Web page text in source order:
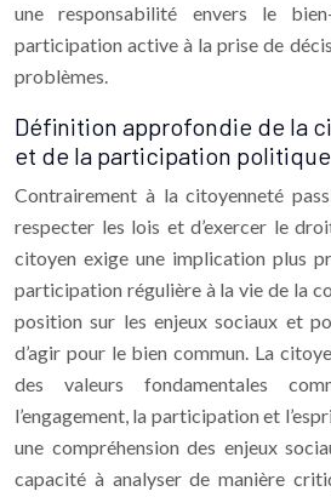
une responsabilité envers le
participation active à la prise de
problèmes.
Définition approfondie de la
et de la participation politique
Contrairement à la citoyenneté
respecter les lois et d’exercer le
citoyen exige une implication plus
participation régulière à la vie de la
position sur les enjeux sociaux et
d’agir pour le bien commun. La
des valeurs fondamentales
l’engagement, la participation et
une compréhension des enjeux
capacité à analyser de manière